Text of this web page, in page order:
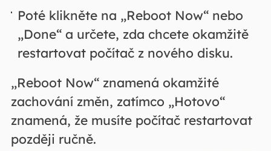
Poté klikněte na „Reboot Now“ nebo
„Done“ a určete, zda chcete okamžitě
restartovat počítač z nového disku.
„Reboot Now“ znamená okamžité
zachování změn, zatímco „Hotovo“
znamená, že musíte počítač restartovat
později ručně.